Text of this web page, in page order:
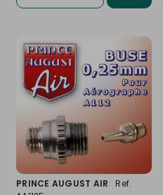
PRINCE AUGUST AIR
Ref.